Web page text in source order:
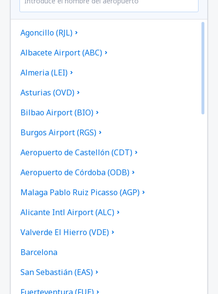
Agoncillo (RJL)
Albacete Airport (ABC)
Almeria (LEI)
Asturias (OVD)
Bilbao Airport (BIO)
Burgos Airport (RGS)
Aeropuerto de Castellón (CDT)
Aeropuerto de Córdoba (ODB)
Malaga Pablo Ruiz Picasso (AGP)
Alicante Intl Airport (ALC)
Valverde El Hierro (VDE)
Barcelona
San Sebastián (EAS)
Fuerteventura (FUE)